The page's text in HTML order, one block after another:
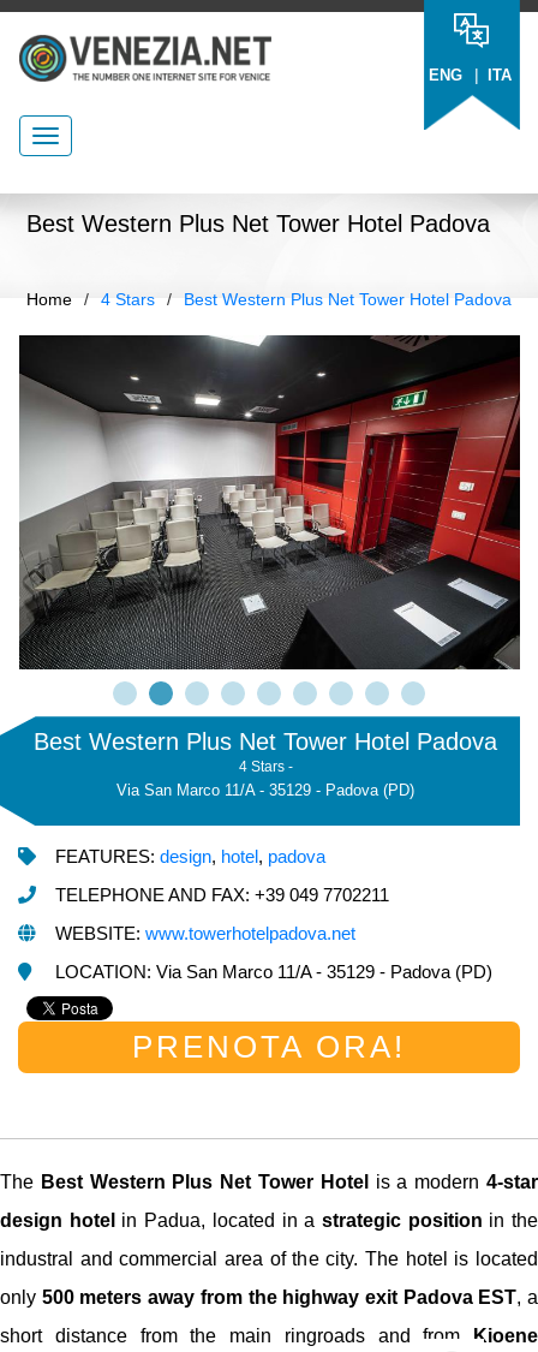
ENG | ITA
Best Western Plus Net Tower Hotel Padova
Home / 4 Stars / Best Western Plus Net Tower Hotel Padova
Best Western Plus Net Tower Hotel Padova
4 Stars -
Via San Marco 11/A - 35129 - Padova (PD)
FEATURES: design, hotel, padova
TELEPHONE AND FAX: +39 049 7702211
WEBSITE: www.towerhotelpadova.net
LOCATION: Via San Marco 11/A - 35129 - Padova (PD)
PRENOTA ORA!
The Best Western Plus Net Tower Hotel is a modern4-star
design hotel in Padua, located in a strategic position in the
industral and commercial area of the city. The hotel is located
only 500 meters away from the highway exit Padova EST, a
short distance from the main ringroads and from Kioene